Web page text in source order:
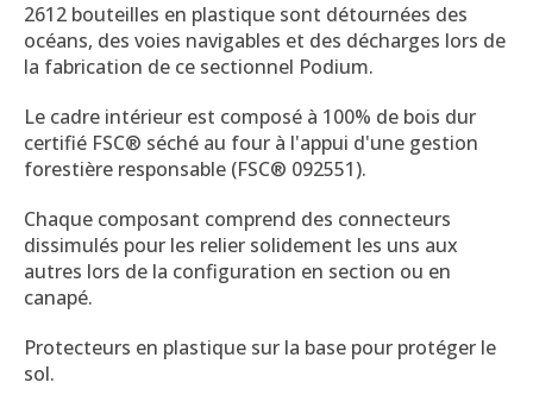
2612 bouteilles en plastique sont détournées des
océans, des voies navigables et des décharges lors de
la fabrication de ce sectionnel Podium.
Le cadre intérieur est composé à 100% de bois dur
certifié FSC® séché au four à l'appui d'une gestion
forestière responsable (FSC® 092551).
Chaque composant comprend des connecteurs
dissimulés pour les relier solidement les uns aux
autres lors de la configuration en section ou en
canapé.
Protecteurs en plastique sur la base pour protéger le
sol.